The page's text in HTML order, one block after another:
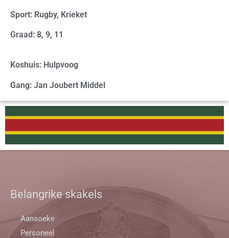
Sport: Rugby, Krieket
Graad: 8, 9, 11
Koshuis: Hulpvoog
Gang: Jan Joubert Middel
Belangrike skakels
Aansoeke
Personeel